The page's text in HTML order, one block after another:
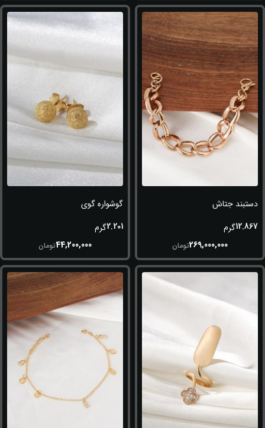
دستبند جتاش
12.867گرم
269,000,000تومان
گوشواره گوی
2.201گرم
44,200,000تومان